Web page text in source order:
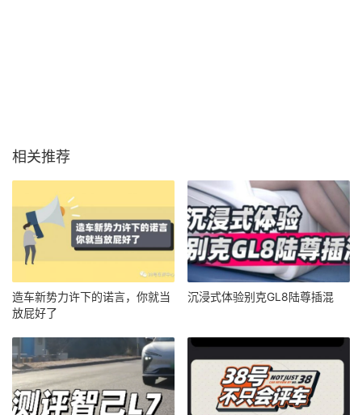
相关推荐
造车新势力许下的诺言，你就当
放屁好了
沉浸式体验别克GL8陆尊插混